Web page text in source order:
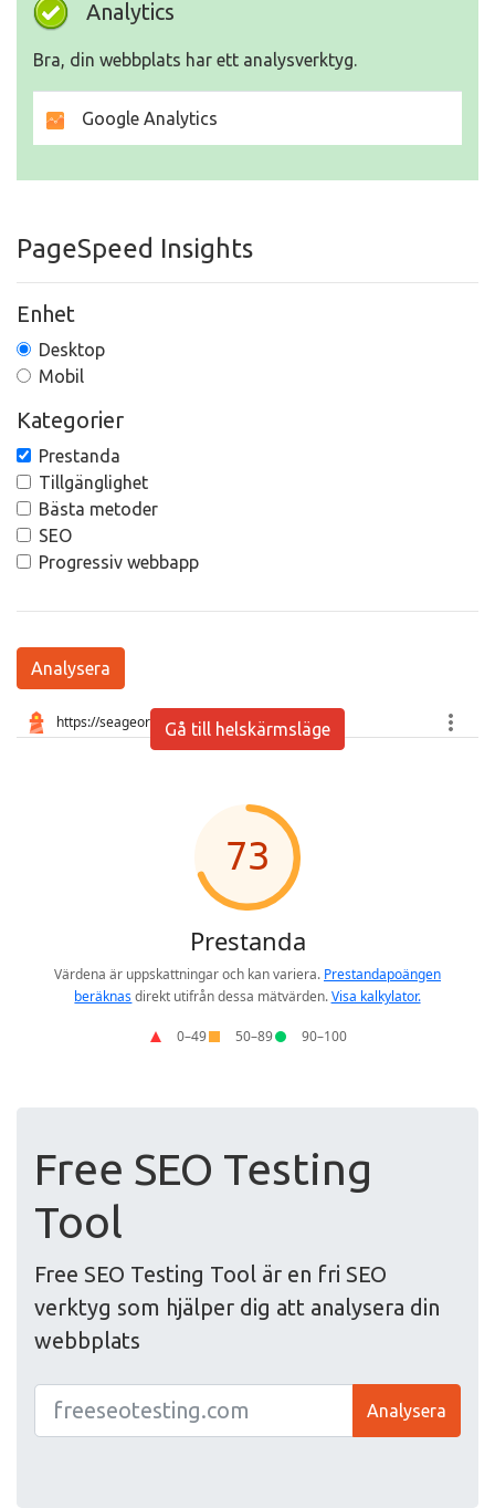
Analytics
Bra, din webbplats har ett analysverktyg.
Google Analytics
PageSpeed Insights
Enhet
Desktop
Mobil
Kategorier
Prestanda
Tillgänglighet
Bästa metoder
SEO
Progressiv webbapp
Analysera
Gå till helskärmsläge
Free SEO Testing
Tool
Free SEO Testing Tool är en fri SEO
verktyg som hjälper dig att analysera din
webbplats
Analysera